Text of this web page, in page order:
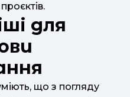
для
що з погляду